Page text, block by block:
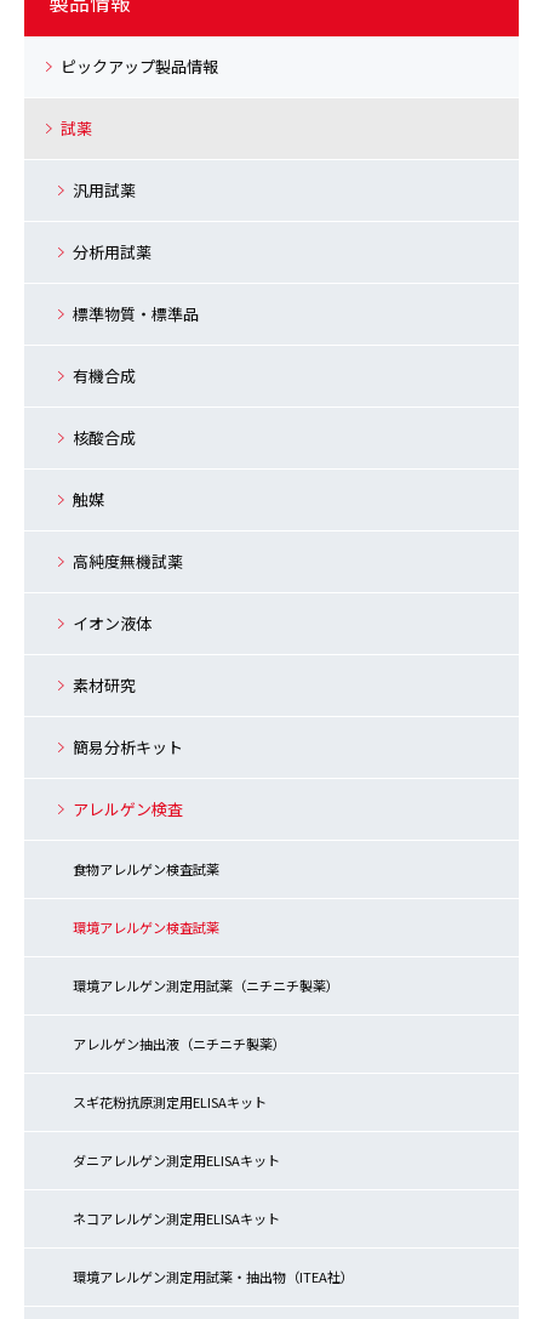
ピックアップ製品情報
試薬
汎用試薬
分析用試薬
標準物質・標準品
有機合成
核酸合成
触媒
高純度無機試薬
イオン液体
素材研究
簡易分析キット
アレルゲン検査
食物アレルゲン検査試薬
環境アレルゲン検査試薬
環境アレルゲン測定用試薬（ニチニチ製薬）
アレルゲン抽出液（ニチニチ製薬）
スギ花粉抗原測定用ELISAキット
ダニアレルゲン測定用ELISAキット
ネコアレルゲン測定用ELISAキット
環境アレルゲン測定用試薬・抽出物（ITEA社）